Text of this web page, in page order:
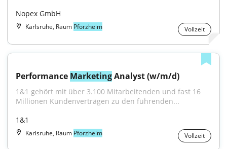
Nopex GmbH
Karlsruhe, Raum Pforzheim Vollzeit
Performance Marketing Analyst (w/m/d)
1&1 gehört mit über 3.100 Mitarbeitenden und fast 16
Millionen Kundenverträgen zu den führenden...
1&1
Karlsruhe, Raum Pforzheim Vollzeit